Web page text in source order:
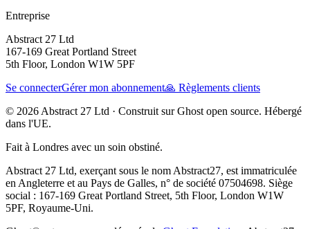
Entreprise
Abstract 27 Ltd
167-169 Great Portland Street
5th Floor, London W1W 5PF
Se connecterGérer mon abonnement🙏 Règlements clients
© 2026 Abstract 27 Ltd · Construit sur Ghost open source. Hébergé
dans l'UE.
Fait à Londres avec un soin obstiné.
Abstract 27 Ltd, exerçant sous le nom Abstract27, est immatriculée
en Angleterre et au Pays de Galles, n° de société 07504698. Siège
social : 167-169 Great Portland Street, 5th Floor, London W1W
5PF, Royaume-Uni.